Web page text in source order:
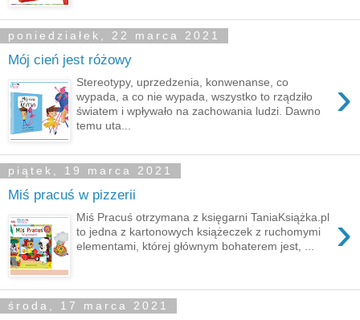
poniedziałek, 22 marca 2021
Mój cień jest różowy
›
Stereotypy, uprzedzenia, konwenanse, co
wypada, a co nie wypada, wszystko to rządziło
światem i wpływało na zachowania ludzi. Dawno
temu uta...
piątek, 19 marca 2021
Miś pracuś w pizzerii
›
Miś Pracuś otrzymana z księgarni TaniaKsiążka.pl
to jedna z kartonowych książeczek z ruchomymi
elementami, której głównym bohaterem jest, ...
środa, 17 marca 2021